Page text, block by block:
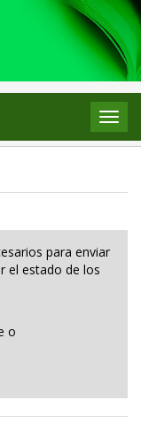
para enviar
el estado de los
o